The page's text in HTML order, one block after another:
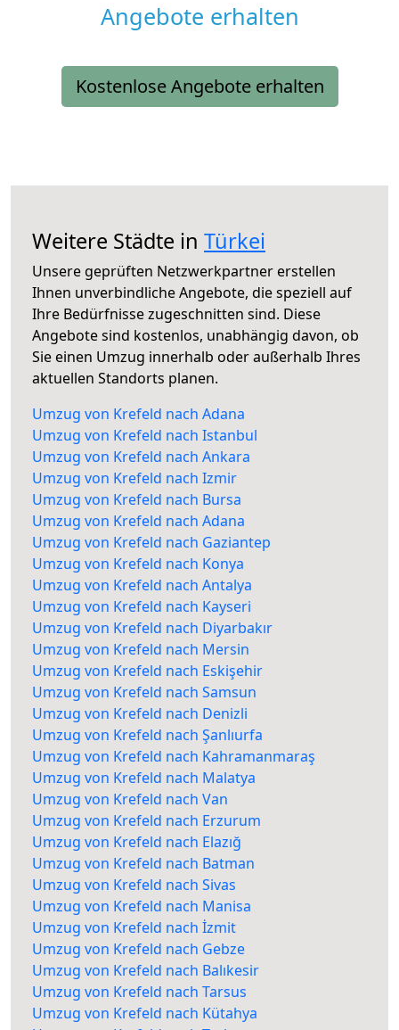
Angebote erhalten
Kostenlose Angebote erhalten
Weitere Städte in Türkei
Unsere geprüften Netzwerkpartner erstellen
Ihnen unverbindliche Angebote, die speziell auf
Ihre Bedürfnisse zugeschnitten sind. Diese
Angebote sind kostenlos, unabhängig davon, ob
Sie einen Umzug innerhalb oder außerhalb Ihres
aktuellen Standorts planen.
Umzug von Krefeld nach Adana
Umzug von Krefeld nach Istanbul
Umzug von Krefeld nach Ankara
Umzug von Krefeld nach Izmir
Umzug von Krefeld nach Bursa
Umzug von Krefeld nach Adana
Umzug von Krefeld nach Gaziantep
Umzug von Krefeld nach Konya
Umzug von Krefeld nach Antalya
Umzug von Krefeld nach Kayseri
Umzug von Krefeld nach Diyarbakır
Umzug von Krefeld nach Mersin
Umzug von Krefeld nach Eskişehir
Umzug von Krefeld nach Samsun
Umzug von Krefeld nach Denizli
Umzug von Krefeld nach Şanlıurfa
Umzug von Krefeld nach Kahramanmaraş
Umzug von Krefeld nach Malatya
Umzug von Krefeld nach Van
Umzug von Krefeld nach Erzurum
Umzug von Krefeld nach Elazığ
Umzug von Krefeld nach Batman
Umzug von Krefeld nach Sivas
Umzug von Krefeld nach Manisa
Umzug von Krefeld nach İzmit
Umzug von Krefeld nach Gebze
Umzug von Krefeld nach Balıkesir
Umzug von Krefeld nach Tarsus
Umzug von Krefeld nach Kütahya